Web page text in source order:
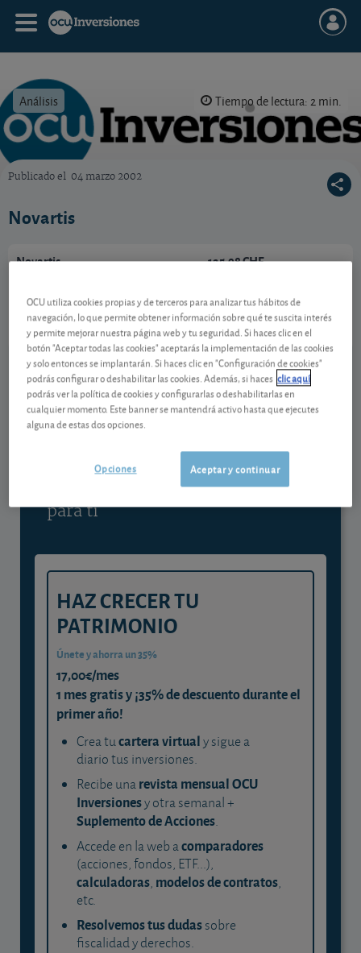
Análisis Tiempo de lectura: 2 min.
Publicado el 04 marzo 2002
Novartis
Novartis
07/08/2026 Zúrich
125,98 CHF
0,8 CHF (0,64 %)
Ver detalladamente
Contenido reservado a SOCIOS
Gestiona tu dinero con visión
experta
y consigue que cada euro trabaje
para ti
HAZ CRECER TU
PATRIMONIO
Únete y ahorra un 35%
17,00€/mes
1 mes gratis y ¡35% de descuento durante el
primer año!
Crea tucartera virtualy sigue a
diario tus inversiones.
Recibe unarevista mensual OCU
Inversionesy otra semanal +
Suplemento de Acciones.
Accede en la web acomparadores
(acciones, fondos, ETF...),
calculadoras, modelos de contratos,
etc.
Resolvemos tus dudassobre
fiscalidad y derechos.
OCU utiliza cookies propias y de terceros para analizar tus hábitos de
navegación, lo que permite obtener información sobre qué te suscita interés
y permite mejorar nuestra página web y tu seguridad. Si haces clic en el
botón "Aceptar todas las cookies" aceptarás la implementación de las cookies
y solo entonces se implantarán. Si haces clic en "Configuración de cookies"
podrás configurar o deshabilitar las cookies. Además, si haces clic aquí
podrás ver la política de cookies y configurarlas o deshabilitarlas en
cualquier momento. Este banner se mantendrá activo hasta que ejecutes
alguna de estas dos opciones.
Aceptar y continuar
Opciones